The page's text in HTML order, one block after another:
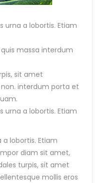
urna a lobortis. Etiam
massa interdum
sit amet
interdum porta et
urna a lobortis. Etiam
lobortis. Etiam
diam sit amet,
turpis, sit amet
mollis eros